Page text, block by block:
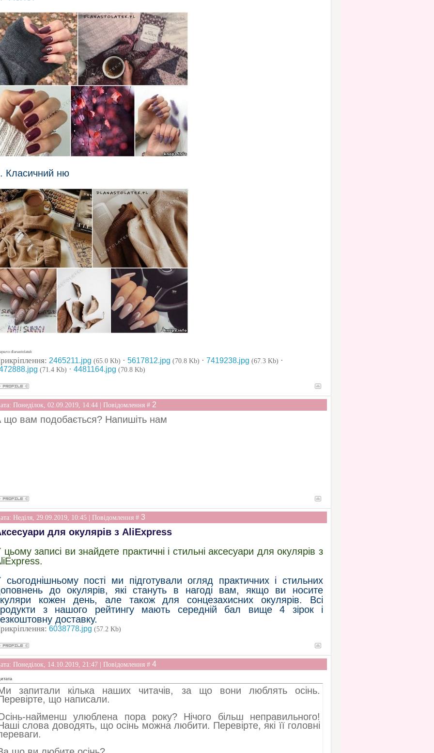
Класичний ню
dlanastolatek
2465211.jpg (65.0 Kb) · 5617812.jpg (70.8 Kb) · 7419238.jpg (67.3 Kb) ·
(71.4 Kb) · 4481164.jpg (70.8 Kb)
Понеділок, 02.09.2019, 14:44 | Повідомлення # 2
що вам подобається? Напишіть нам
Неділя, 29.09.2019, 10:45 | Повідомлення # 3
для окулярів з AliExpress
цьому записі ви знайдете практичні і стильні аксесуари для окулярів з
сьогоднішньому пості ми підготували огляд практичних і стильних
до окулярів, які стануть в нагоді вам, якщо ви носите
кожен день, але також для сонцезахисних окулярів. Всі
з нашого рейтингу мають середній бал вище 4 зірок і
доставку.
6038778.jpg (57.2 Kb)
Понеділок, 14.10.2019, 21:47 | Повідомлення # 4
запитали кілька наших читачів, за що вони люблять осінь.
що написали.
найменш улюблена пора року? Нічого більш неправильного!
слова доводять, що осінь можна любити. Перевірте, які її головні